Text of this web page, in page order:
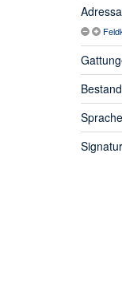
Sprache
Signatur